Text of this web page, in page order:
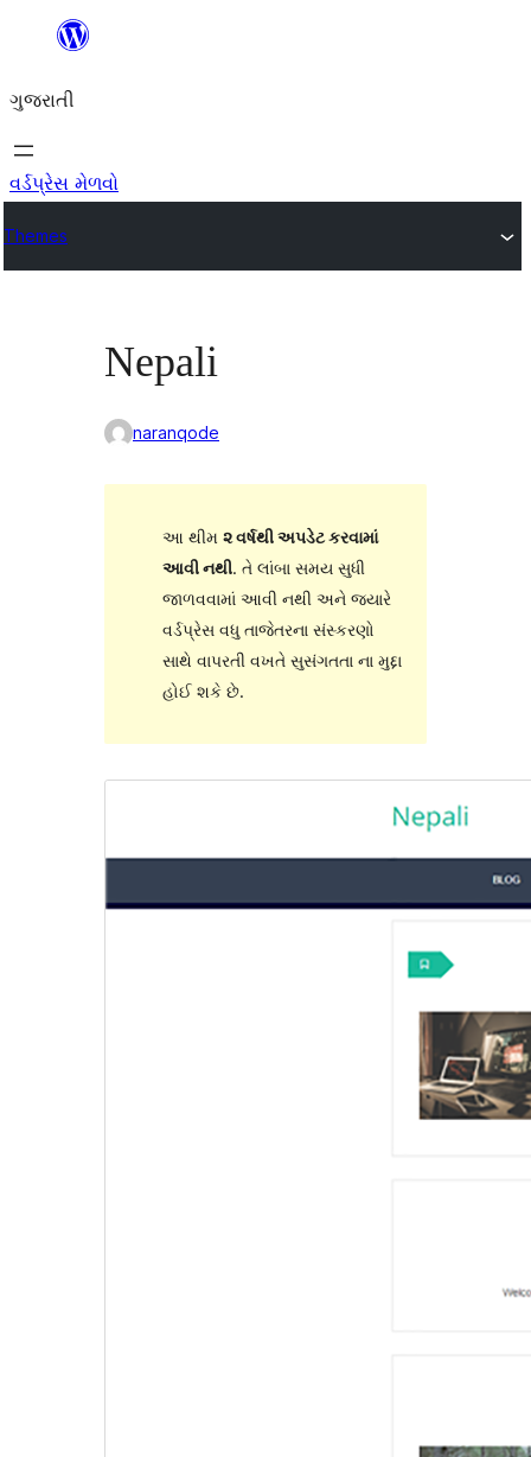
કંટેન્ટ(લખાણ)
જાઓ
ગુજરાતી
વર્ડપ્રેસ મેળવો
Themes
Nepali
naranqode
આ થીમ ૨ વર્ષથી અપડેટ કરવામાં
આવી નથી. તે લાંબા સમય સુધી
જાળવવામાં આવી નથી અને જ્યારે
વર્ડપ્રેસ વધુ તાજેતરના સંસ્કરણો
સાથે વાપરતી વખતે સુસંગતતા ના મુદ્દા
હોઈ શકે છે.